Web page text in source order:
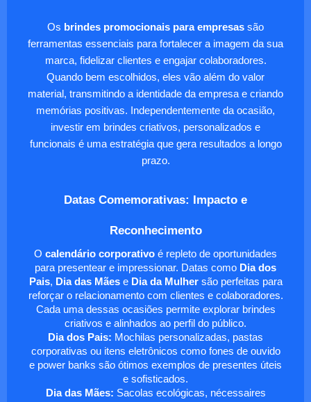
Os brindes promocionais para empresas são
ferramentas essenciais para fortalecer a imagem da sua
marca, fidelizar clientes e engajar colaboradores.
Quando bem escolhidos, eles vão além do valor
material, transmitindo a identidade da empresa e criando
memórias positivas. Independentemente da ocasião,
investir em brindes criativos, personalizados e
funcionais é uma estratégia que gera resultados a longo
prazo.
Datas Comemorativas: Impacto e
Reconhecimento
O calendário corporativo é repleto de oportunidades
para presentear e impressionar. Datas como Dia dos
Pais, Dia das Mãese Dia da Mulhersão perfeitas para
reforçar o relacionamento com clientes e colaboradores.
Cada uma dessas ocasiões permite explorar brindes
criativos e alinhados ao perfil do público.
Dia dos Pais: Mochilas personalizadas, pastas
corporativas ou itens eletrônicos como fones de ouvido
e power banks são ótimos exemplos de presentes úteis
e sofisticados.
Dia das Mães: Sacolas ecológicas, nécessaires